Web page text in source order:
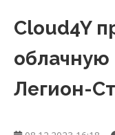
Cloud4Y
облачную
Легион-